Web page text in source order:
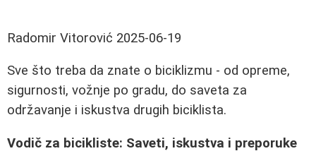
Radomir Vitorović 2025-06-19
Sve što treba da znate o biciklizmu - od opreme,
sigurnosti, vožnje po gradu, do saveta za
održavanje i iskustva drugih biciklista.
Vodič za bicikliste: Saveti, iskustva i preporuke